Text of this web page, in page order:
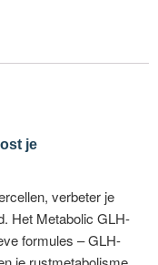
je
verbeter je
Het Metabolic GLH-
formules – GLH-